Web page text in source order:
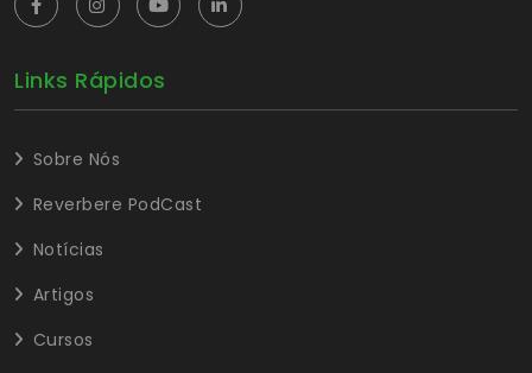
Links Rápidos
Sobre Nós
Reverbere PodCast
Notícias
Artigos
Cursos